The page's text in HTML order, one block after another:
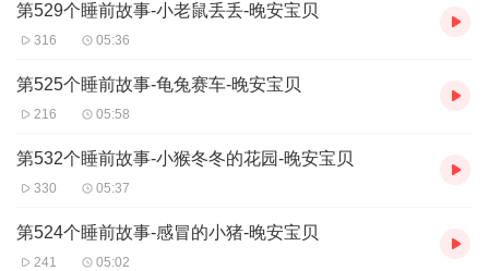
第529个睡前故事-小老鼠丢丢-晚安宝贝
316 05:36
第525个睡前故事-龟兔赛车-晚安宝贝
216 05:58
第532个睡前故事-小猴冬冬的花园-晚安宝贝
330 05:37
第524个睡前故事-感冒的小猪-晚安宝贝
241 05:02